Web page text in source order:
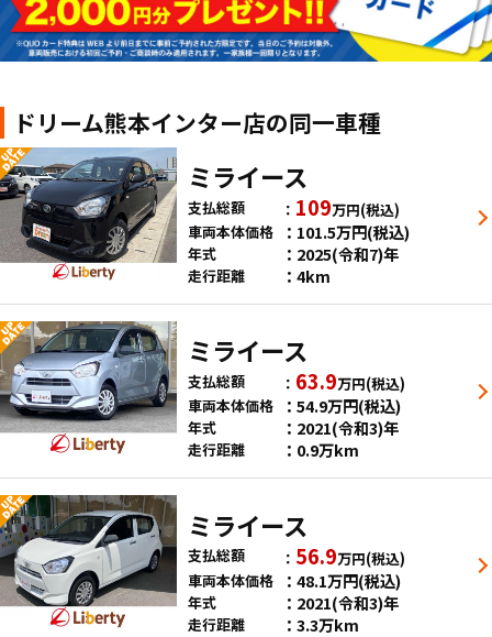
ドリーム熊本インター店の同一車種
ミライース
支払総額 109万円(税込)
車両本体価格
101.5万円(税込)
年式 2025(令和7)年
走行距離 4km
ミライース
支払総額 63.9万円(税込)
車両本体価格
54.9万円(税込)
年式 2021(令和3)年
走行距離 0.9万km
ミライース
支払総額 56.9万円(税込)
車両本体価格
48.1万円(税込)
年式 2021(令和3)年
走行距離 3.3万km